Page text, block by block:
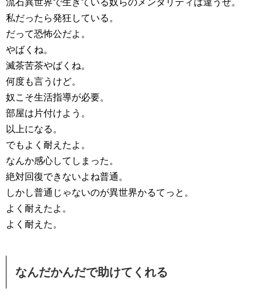
私だったら発狂している。
だって恐怖公だよ。
やばくね。
滅茶苦茶やばくね。
何度も言うけど。
奴こそ生活指導が必要。
部屋は片付けよう。
以上になる。
でもよく耐えたよ。
なんか感心してしまった。
絶対回復できないよね普通。
しかし普通じゃないのが異世界かるてっと。
よく耐えたよ。
よく耐えた。
なんだかんだで助けてくれる